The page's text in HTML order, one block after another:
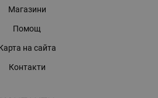
Магазини
Помощ
на сайта
Контакти